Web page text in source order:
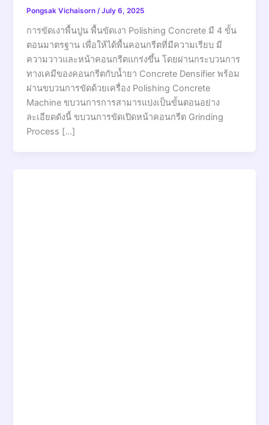
Pongsak Vichaisorn/July 6, 2025
การขัดเงาพื้นปูน พื้นขัดเงา Polishing Concrete มี 4 ขั้น
ตอนมาตรฐาน เพื่อให้ได้พื้นคอนกรีตที่มีความเรียบ มี
ความวาวและหน้าคอนกรีตแกร่งขึ้น โดยผ่านกระบวนการ
ทางเคมีของคอนกรีตกับน้ำยา Concrete Densifier พร้อม
ผ่านขบวนการขัดด้วยเครื่อง Polishing Concrete
Machine ขบวนการการสามารแบ่งเป็นขั้นตอนอย่าง
ละเอียดดังนี้ ขบวนการขัดเปิดหน้าคอนกรีต Grinding
Process […]